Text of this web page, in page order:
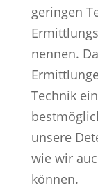
geringen
nennen.
Technik
unsere
wie wir
können.